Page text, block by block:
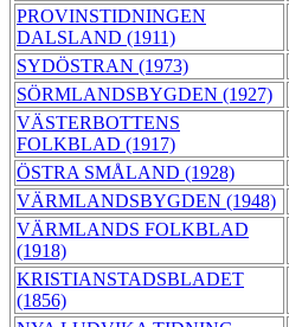
PROVINSTIDNINGEN
DALSLAND (1911)
SYDÖSTRAN (1973)
SÖRMLANDSBYGDEN (1927)
VÄSTERBOTTENS
FOLKBLAD (1917)
ÖSTRA SMÅLAND (1928)
VÄRMLANDSBYGDEN (1948)
VÄRMLANDS FOLKBLAD
(1918)
KRISTIANSTADSBLADET
(1856)